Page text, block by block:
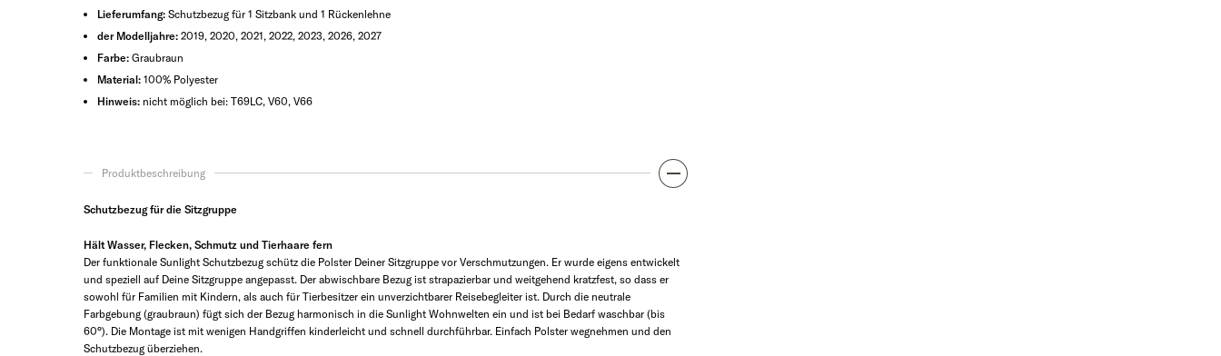
Lieferumfang: Schutzbezug für 1 Sitzbank und 1 Rückenlehne
der Modelljahre: 2019, 2020, 2021, 2022, 2023, 2026, 2027
Farbe: Graubraun
Material: 100% Polyester
Hinweis: nicht möglich bei: T69LC, V60, V66
Produktbeschreibung
Schutzbezug für die Sitzgruppe
Hält Wasser, Flecken, Schmutz und Tierhaare fern
Der funktionale Sunlight Schutzbezug schütz die Polster Deiner Sitzgruppe vor Verschmutzungen. Er wurde eigens entwickelt
und speziell auf Deine Sitzgruppe angepasst. Der abwischbare Bezug ist strapazierbar und weitgehend kratzfest, so dass er
sowohl für Familien mit Kindern, als auch für Tierbesitzer ein unverzichtbarer Reisebegleiter ist. Durch die neutrale
Farbgebung (graubraun) fügt sich der Bezug harmonisch in die Sunlight Wohnwelten ein und ist bei Bedarf waschbar (bis
60°). Die Montage ist mit wenigen Handgriffen kinderleicht und schnell durchführbar. Einfach Polster wegnehmen und den
Schutzbezug überziehen.